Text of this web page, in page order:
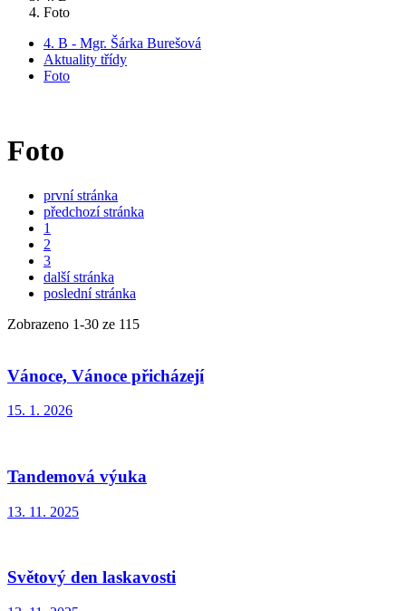
Foto
4. B - Mgr. Šárka Burešová
Aktuality třídy
Foto
Foto
první stránka
předchozí stránka
1
2
3
další stránka
poslední stránka
Zobrazeno 1-30 ze 115
Vánoce, Vánoce přicházejí
15. 1. 2026
Tandemová výuka
13. 11. 2025
Světový den laskavosti